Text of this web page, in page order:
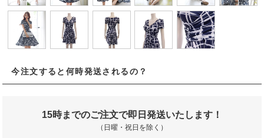
今注文すると何時発送されるの？
15時までのご注文で即日発送いたします！
（日曜・祝日を除く）